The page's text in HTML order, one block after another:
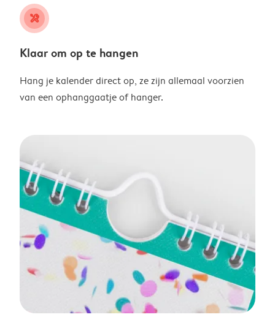
tools
Klaar om op te hangen
Hang je kalender direct op, ze zijn allemaal voorzien
van een ophanggaatje of hanger.